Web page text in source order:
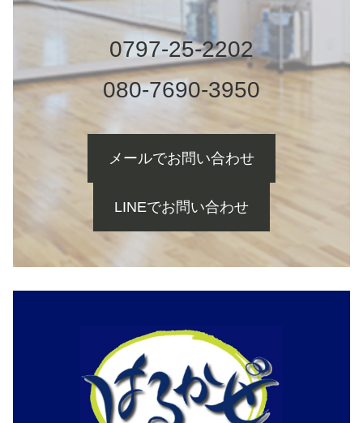
0797-25-2202
080-7690-3950
メールでお問い合わせ
LINEでお問い合わせ